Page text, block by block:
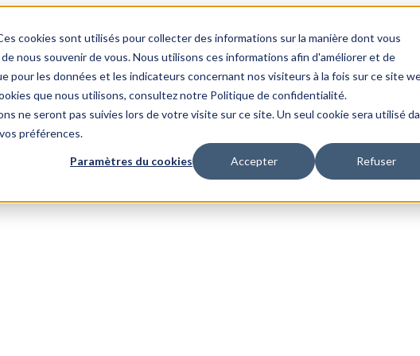
cookies sont utilisés pour collecter des informations sur la manière dont vous
nous souvenir de vous. Nous utilisons ces informations afin d'améliorer et de
pour les données et les indicateurs concernant nos visiteurs à la fois sur ce site
que nous utilisons, consultez notre Politique de confidentialité.
ne seront pas suivies lors de votre visite sur ce site. Un seul cookie sera utilisé
préférences.
Paramètres du cookies Accepter Refuser